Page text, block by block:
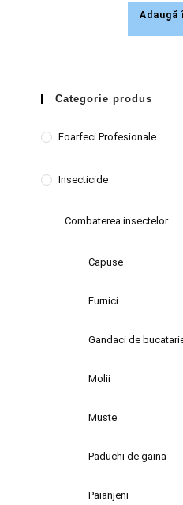
Adaugă
Categorie produs
Foarfeci Profesionale
Insecticide
Combaterea insectelor
Capuse
Furnici
Gandaci de
Molii
Muste
Paduchi de gaina
Paianjeni